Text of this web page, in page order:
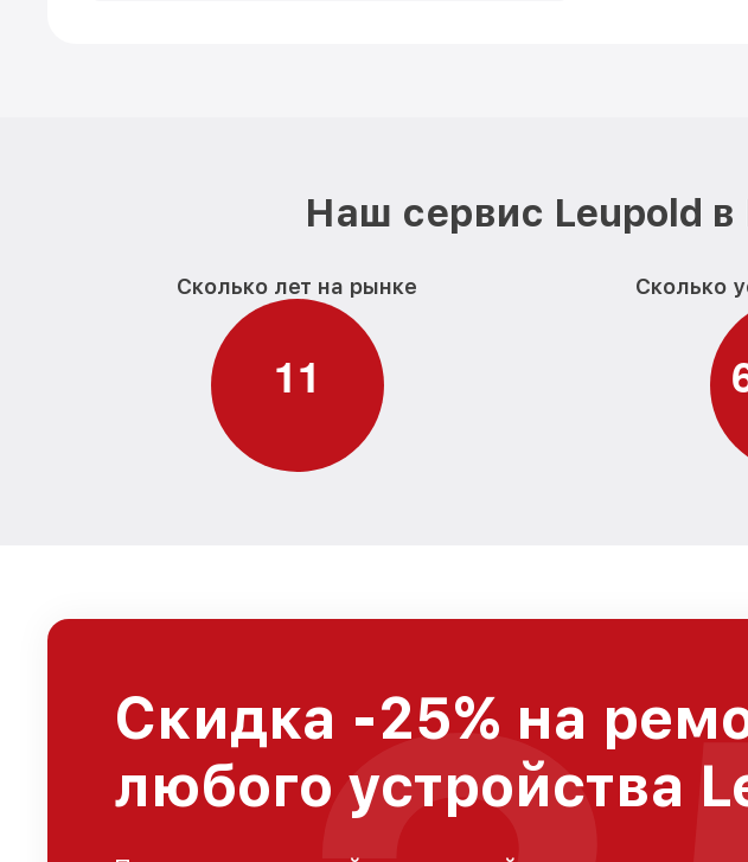
Наш сервис Leupold
Сколько лет на рынке
11
Сколько
Скидка -25% на
любого устройства